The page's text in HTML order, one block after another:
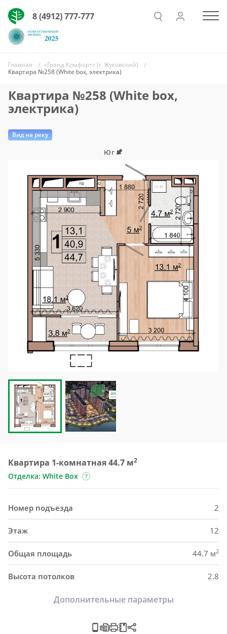
8 (4912) 777-777
Главная
«Гранд Комфорт» (г. Жуковский)
Квартира №258 (White box, электрика)
Квартира №258 (White box,
электрика)
Вид на реку
Юг
Квартира 1-комнатная 44.7 м2
Отделка: White Box
Номер подъезда 2
Этаж 12
Общая площадь 44.7 м2
Высота потолков 2.8
Дополнительные параметры